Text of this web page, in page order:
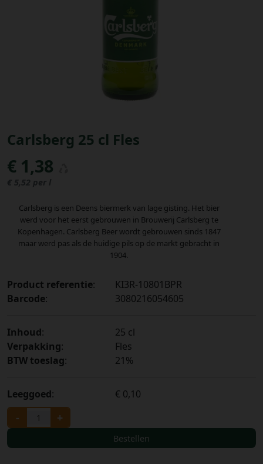
Carlsberg 25 cl Fles
€ 1,38
€ 5,52 per l
Carlsberg is een Deens biermerk van lage gisting. Het bier
werd voor het eerst gebrouwen in Brouwerij Carlsberg te
Kopenhagen. Carlsberg Beer wordt gebrouwen sinds 1847
maar werd pas als de huidige pils op de markt gebracht in
1904.
Product referentie:
KI3R-10801BPR
Barcode: 3080216054605
Inhoud:
25 cl
Verpakking:
Fles
BTW toeslag: 21%
Leeggoed: € 0,10
- +
Bestellen